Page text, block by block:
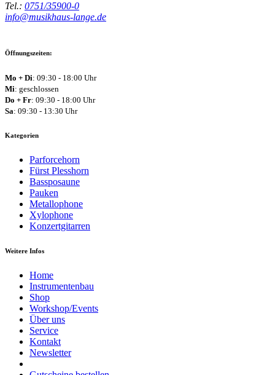
Tel.: 0751/35900-0
info@musikhaus-lange.de
Öffnungszeiten:
Mo + Di: 09:30 - 18:00 Uhr
Mi: geschlossen
Do + Fr: 09:30 - 18:00 Uhr
Sa: 09:30 - 13:30 Uhr
Kategorien
Parforcehorn
Fürst Plesshorn
Bassposaune
Pauken
Metallophone
Xylophone
Konzertgitarren
Weitere Infos
Home
Instrumentenbau
Shop
Workshop/Events
Über uns
Service
Kontakt
Newsletter